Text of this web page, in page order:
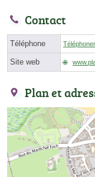
Contact
Téléphone
Site web
Plan et